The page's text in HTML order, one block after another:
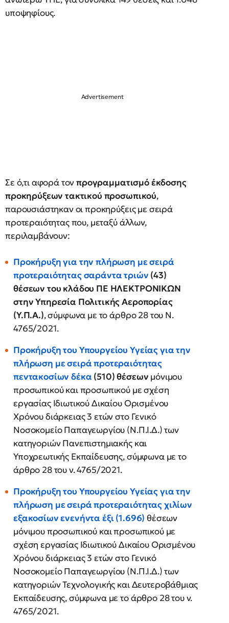
υποψηφίους.
Σε ό,τι αφορά τονπρογραμματισμό έκδοσης
προκηρύξεων τακτικού προσωπικού,
παρουσιάστηκαν οι προκηρύξεις με σειρά
προτεραιότητας που, μεταξύ άλλων,
περιλαμβάνουν:
Προκήρυξη για την πλήρωση με σειρά
προτεραιότητας σαράντα τριών (43)
θέσεων του κλάδου ΠΕ ΗΛΕΚΤΡΟΝΙΚΩΝ
στην Υπηρεσία Πολιτικής Αεροπορίας
(Υ.Π.Α.), σύμφωνα με το άρθρο 28 του Ν.
4765/2021.
Προκήρυξη του Υπουργείου Υγείας για την
πλήρωση με σειρά προτεραιότητας
πεντακοσίων δέκα (510) θέσεων μόνιμου
προσωπικού και προσωπικού με σχέση
εργασίας Ιδιωτικού Δικαίου Ορισμένου
Χρόνου διάρκειας 3 ετών στο Γενικό
Νοσοκομείο Παπαγεωργίου (Ν.Π.Ι.Δ.) των
κατηγοριών Πανεπιστημιακής και
Υποχρεωτικής Εκπαίδευσης, σύμφωνα με το
άρθρο 28 του ν. 4765/2021.
Προκήρυξη του Υπουργείου Υγείας για την
πλήρωση με σειρά προτεραιότητας χιλίων
εξακοσίων ενενήντα έξι (1.696) θέσεων
μόνιμου προσωπικού και προσωπικού με
σχέση εργασίας Ιδιωτικού Δικαίου Ορισμένου
Χρόνου διάρκειας 3 ετών στο Γενικό
Νοσοκομείο Παπαγεωργίου (Ν.Π.Ι.Δ.) των
κατηγοριών Τεχνολογικής και Δευτεροβάθμιας
Εκπαίδευσης, σύμφωνα με το άρθρο 28 του ν.
4765/2021.